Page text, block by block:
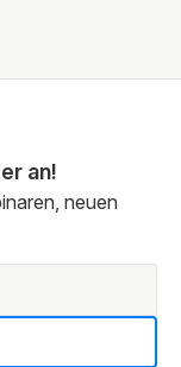
an!
neuen